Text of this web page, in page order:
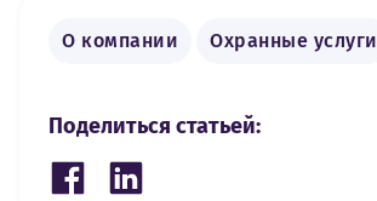
О компании Охранные услуги
Поделиться статьей:
Share on Facebook
Share on LinkedIn